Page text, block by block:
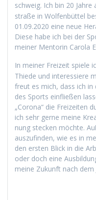
schweig. Ich bin 20
straße in Wolfen­büt­tel
01.09.2020 eine neue
Diese habe ich bei der
mein­er Men­torin Car­o­la
In mein­er Freizeit spiele
Thiede und inter­essiere
freut es mich, dass ich in
des Sports ein­fließen
„Coro­na“ die Freizeit­en
ich sehr gerne meine
nung steck­en möchte.
auszufind­en, wie es in
den ersten Blick in die
oder doch eine
meine Zukun­ft nach dem